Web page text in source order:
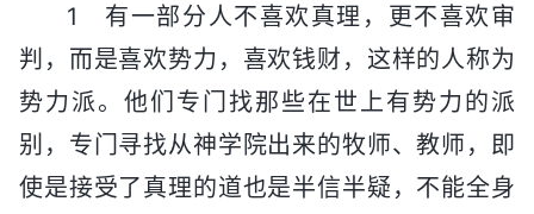
1 有一部分人不喜欢真理，更不喜欢审
判，而是喜欢势力，喜欢钱财，这样的人称为
势力派。他们专门找那些在世上有势力的派
别，专门寻找从神学院出来的牧师、教师，即
使是接受了真理的道也是半信半疑，不能全身